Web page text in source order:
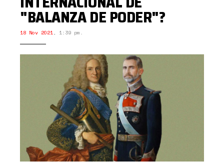
"BALANZA DE PODER"?
18 Nov 2021, 1:39 pm.